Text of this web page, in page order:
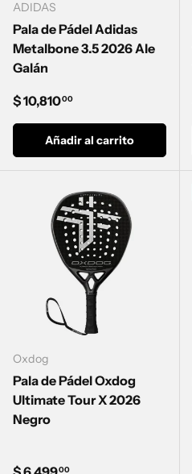
ADIDAS
Pala de Pádel Adidas
Metalbone 3.5 2026 Ale
Galán
Precio normal
$ 10,81000
Añadir al carrito
Oxdog
Pala de Pádel Oxdog
Ultimate Tour X 2026
Negro
00